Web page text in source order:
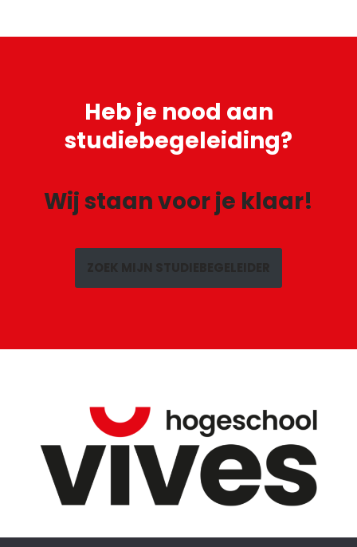
Heb je nood aan
studiebegeleiding?
Wij staan voor je klaar!